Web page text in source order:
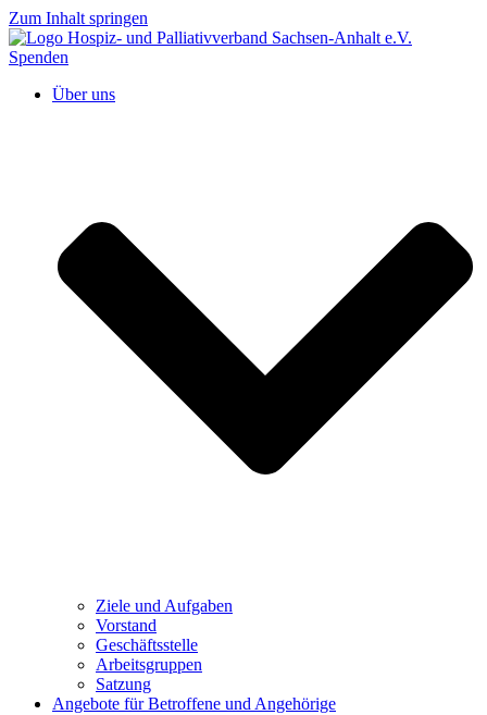
Zum Inhalt springen
Spenden
Über uns
Ziele und Aufgaben
Vorstand
Geschäftsstelle
Arbeitsgruppen
Satzung
Angebote für Betroffene und Angehörige